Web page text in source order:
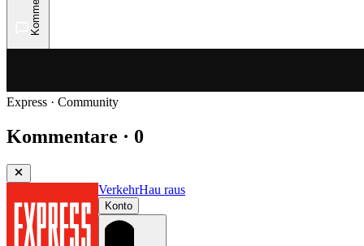
Express · Community
Kommentare · 0
VerkehrHau raus
Konto